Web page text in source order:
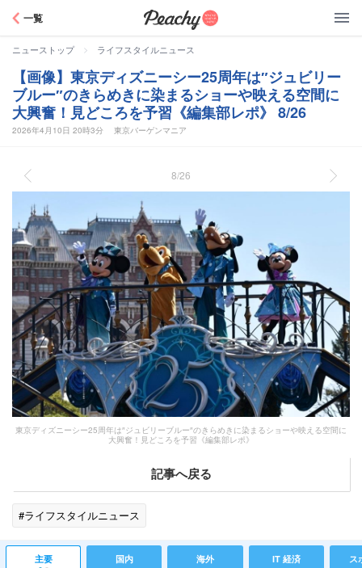
一覧
ニューストップ > ライフスタイルニュース
【画像】東京ディズニーシー25周年は″ジュビリー
ブルー″のきらめきに染まるショーや映える空間に
大興奮！見どころを予習《編集部レポ》 8/26
2026年4月10日 20時3分 東京バーゲンマニア
8/26
東京ディズニーシー25周年は″ジュビリーブルー″のきらめきに染まるショーや映える空間に
大興奮！見どころを予習《編集部レポ》
記事へ戻る
#ライフスタイルニュース
主要 国内 海外 IT 経済 ス